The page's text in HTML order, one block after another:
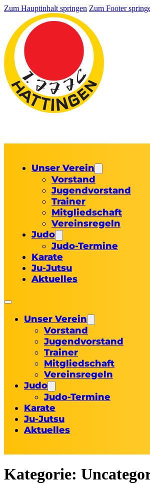
Zum Hauptinhalt springen Zum Footer
Unser Verein
Vorstand
Jugendvorstand
Trainer
Mitgliedschaft
Vereinsregeln
Judo
Judo-Termine
Karate
Ju-Jutsu
Aktuelles
Unser Verein
Vorstand
Jugendvorstand
Trainer
Mitgliedschaft
Vereinsregeln
Judo
Judo-Termine
Karate
Ju-Jutsu
Aktuelles
Kategorie: